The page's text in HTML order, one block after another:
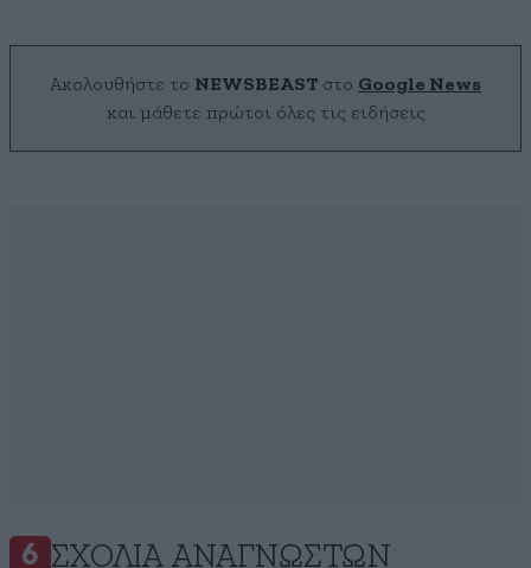
Ακολουθήστε το NEWSBEAST στο Google News
και μάθετε πρώτοι όλες τις ειδήσεις
6 ΣΧΌΛΙΑ ΑΝΑΓΝΩΣΤΏΝ